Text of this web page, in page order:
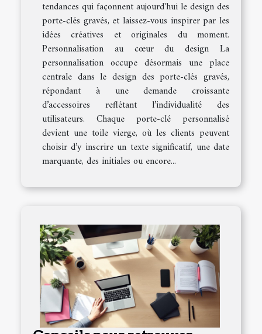
tendances qui façonnent aujourd'hui le design des
porte-clés gravés, et laissez-vous inspirer par les
idées créatives et originales du moment.
Personnalisation au cœur du design La
personnalisation occupe désormais une place
centrale dans le design des porte-clés gravés,
répondant à une demande croissante
d’accessoires reflétant l’individualité des
utilisateurs. Chaque porte-clé personnalisé
devient une toile vierge, où les clients peuvent
choisir d’y inscrire un texte significatif, une date
marquante, des initiales ou encore...